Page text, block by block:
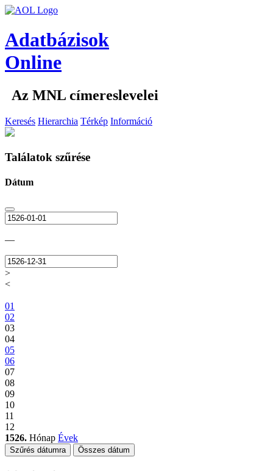
Adatbázisok
Online
Az MNL címereslevelei
Keresés Hierarchia Térkép Információ
Találatok szűrése
Dátum
—
>
<
01
02
03
04
05
06
07
08
09
10
11
12
1526. Hónap Évek
Szűrés dátumra Összes dátum